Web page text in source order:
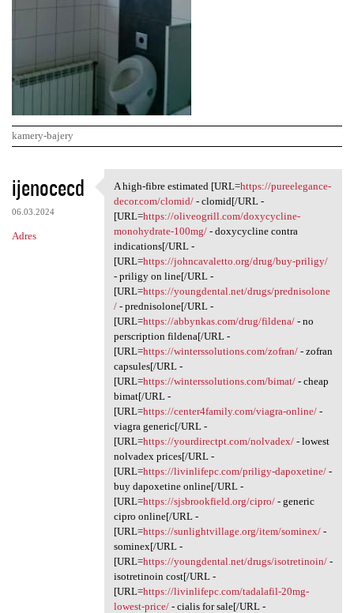
kamery-bajery
K
o
m
e
ijenocecd
06.03.2024
Adres
A high-fibre estimated [URL
A high-fibre estimated [URL=https://pureelegance-
decor.com/clomid/- clomid[/URL -
[URL=https://oliveogrill.com/doxycycline-
monohydrate-100mg/- doxycycline contra
indications[/URL -
[URL=https://johncavaletto.org/drug/buy-priligy/
- priligy on line[/URL -
[URL=https://youngdental.net/drugs/prednisolone
/- prednisolone[/URL -
[URL=https://abbynkas.com/drug/fildena/- no
perscription fildena[/URL -
[URL=https://winterssolutions.com/zofran/- zofran
capsules[/URL -
[URL=https://winterssolutions.com/bimat/- cheap
bimat[/URL -
[URL=https://center4family.com/viagra-online/-
viagra generic[/URL -
[URL=https://yourdirectpt.com/nolvadex/- lowest
nolvadex prices[/URL -
[URL=https://livinlifepc.com/priligy-dapoxetine/-
buy dapoxetine online[/URL -
[URL=https://sjsbrookfield.org/cipro/- generic
cipro online[/URL -
[URL=https://sunlightvillage.org/item/sominex/-
sominex[/URL -
[URL=https://youngdental.net/drugs/isotretinoin/-
isotretinoin cost[/URL -
[URL=https://livinlifepc.com/tadalafil-20mg-
lowest-price/- cialis for sale[/URL -